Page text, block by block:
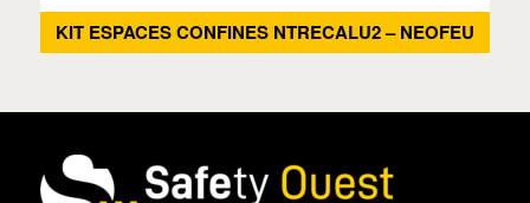
KIT ESPACES CONFINES NTRECALU2 – NEOFEU